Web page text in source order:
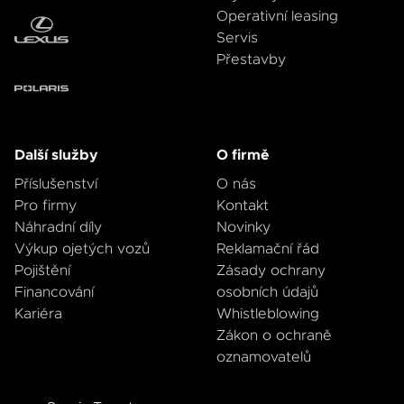
Operativní leasing
Servis
Přestavby
Další služby
Příslušenství
Pro firmy
Náhradní díly
Výkup ojetých vozů
Pojištění
Financování
Kariéra
O firmě
O nás
Kontakt
Novinky
Reklamační řád
Zásady ochrany
osobních údajů
Whistleblowing
Zákon o ochraně
oznamovatelů